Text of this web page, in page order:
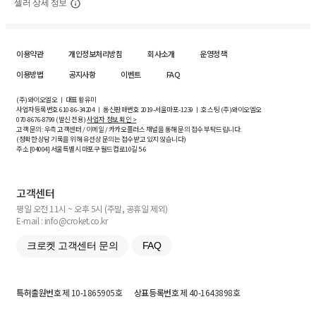
셀러 상세 정보
이용약관 개인정보처리방침 회사소개
운영정책
이용방법
공지사항 이벤트 FAQ
(주)와이오엘오 ㅣ 대표 황유미
사업자등록번호610-86-34204ㅣ 통신판매번호 2019-서울마포-1239 ㅣ 호스팅 (주)와이오엘오
070-8676-8799 (발신 전용)사업자 정보 확인 >
고객 문의: 우측 고객센터 / 이메일 / 카카오플러스 채널을 통해 문의 접수 부탁드립니다.
(정확한 상담 기록을 위해 유선상 문의는 접수받고 있지 않습니다)
주소 [04004] 서울특별시 마포구 월드컵로10길5-6
고객센터
평일 오전 11시 ~ 오후 5시 (주말, 공휴일 제외)
E-mail : info@croket.co.kr
크로켓 고객센터 문의 FAQ
특허출원번호제 10-1865905호 상표등록번호제 40-1643898호